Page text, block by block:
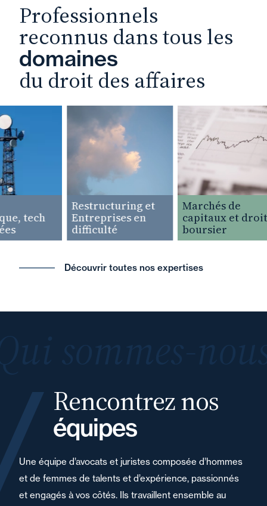
Professionnels
reconnus dans tous les
domaines
du droit des affaires
tech
Restructuring et
Entreprises en
difficulté
Marchés de
capitaux et droit
boursier
Découvrir toutes nos expertises
Rencontrez nos
équipes
Une équipe d’avocats et juristes composée d’hommes
et de femmes de talents et d’expérience, passionnés
et engagés à vos côtés. Ils travaillent ensemble au